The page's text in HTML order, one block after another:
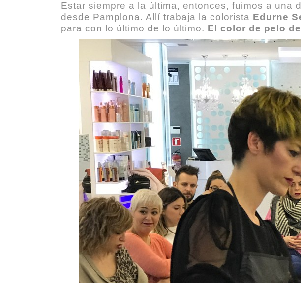
Estar siempre a la última, entonces, fuimos a una
desde Pamplona. Allí trabaja la colorista Edurne
para con lo último de lo último. El color de pelo